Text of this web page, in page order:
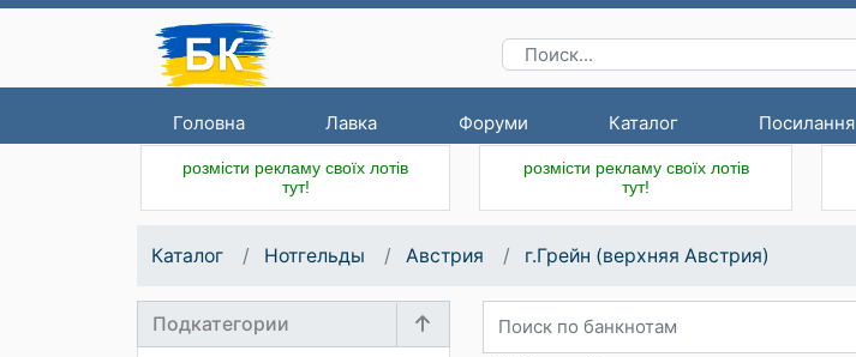
Головна Лавка Форуми Каталог Посилання
розмісти рекламу своїх лотів
тут!
розмісти рекламу своїх лотів
тут!
Каталог Нотгельды Австрия г.Грейн (верхняя Австрия)
Подкатегории